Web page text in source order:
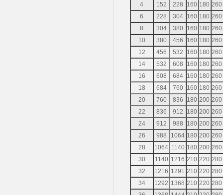
4
152 228 160 180 260
6
228 304 160 180 260
8
304 380 160 180 260
10
380 456 160 180 260
12
456 532 160 180 260
14
532 608 160 180 260
16
608 684 160 180 260
18
684 760 160 180 260
20
760 836 180 200 260
22
836 912 180 200 260
24
912 988 180 200 260
26
988 1064 180 200 260
28
1064 1140 180 200 260
30
1140 1216 210 220 280
32
1216 1291 210 220 280
34
1292 1368 210 220 280